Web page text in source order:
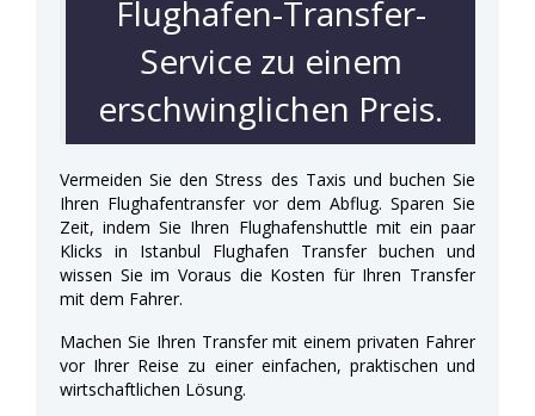
Flughafen-Transfer-
Service zu einem
erschwinglichen Preis.
Vermeiden Sie den Stress des Taxis und buchen Sie
Ihren Flughafentransfer vor dem Abflug. Sparen Sie
Zeit, indem Sie Ihren Flughafenshuttle mit ein paar
Klicks in Istanbul Flughafen Transfer buchen und
wissen Sie im Voraus die Kosten für Ihren Transfer
mit dem Fahrer.
Machen Sie Ihren Transfer mit einem privaten Fahrer
vor Ihrer Reise zu einer einfachen, praktischen und
wirtschaftlichen Lösung.